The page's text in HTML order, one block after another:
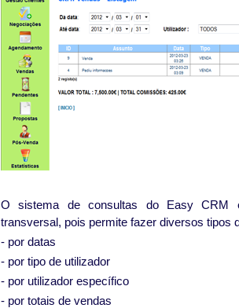
O sistema de consultas do Easy CRM
transversal, pois permite fazer diversos tipos
- por datas
- por tipo de utilizador
- por utilizador específico
- por totais de vendas